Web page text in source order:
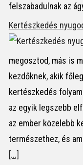
felszabadulnak az
Kertészkedés
megosztod, más is
kezdőknek, akik
kertészkedés
az egyik legszebb
az ember közelebb
természethez, és
[...]